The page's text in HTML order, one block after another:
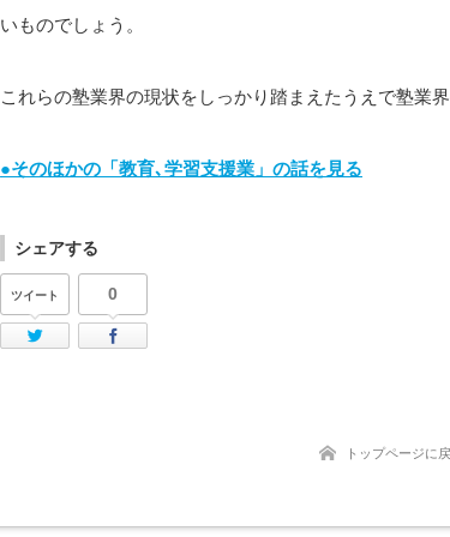
いものでしょう。
これらの塾業界の現状をしっかり踏まえたうえで塾業
●そのほかの「教育､学習支援業」の話を見る
シェアする
ツイート
Twitter
0
トップページに